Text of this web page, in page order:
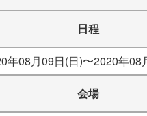
日程
年08月09日(日)〜2020年08
会場